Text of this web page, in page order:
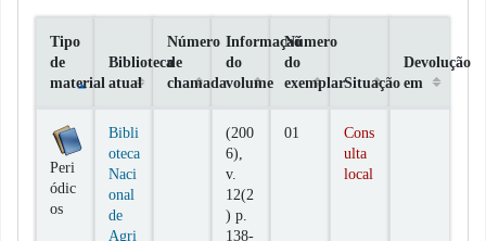
Exemplares
Tipo
de
material
Biblioteca
atual
Número
de
chamada
Informaçaõ
do
volume
Número
do
exemplarSituação
Devolução
em
Peri
ódic
os
Bibli
oteca
Naci
onal
de
Agri
(200
6),
v.
12(2
) p.
138-
01
Cons
ulta
local